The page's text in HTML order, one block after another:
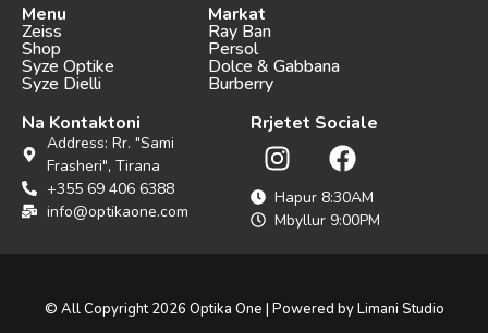
Menu
Zeiss
Shop
Syze Optike
Syze Dielli
Markat
Ray Ban
Persol
Dolce & Gabbana
Burberry
Na Kontaktoni
Address: Rr. "Sami
Frasheri", Tirana
+355 69 406 6388
info@optikaone.com
Rrjetet Sociale
Hapur 8:30AM
Mbyllur 9:00PM
© All Copyright 2026 Optika One | Powered by Limani Studio